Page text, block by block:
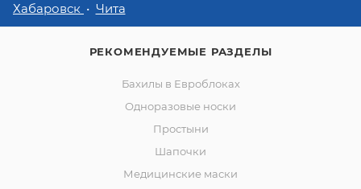
Хабаровск
Чита
РЕКОМЕНДУЕМЫЕ РАЗДЕЛЫ
Бахилы в Евроблоках
Одноразовые носки
Простыни
Шапочки
Медицинские маски